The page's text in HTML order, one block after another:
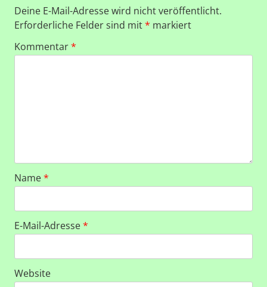
Deine E-Mail-Adresse wird nicht veröffentlicht.
Erforderliche Felder sind mit* markiert
Kommentar*
Name*
E-Mail-Adresse*
Website